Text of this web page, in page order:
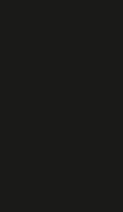
Gabriel Sá e